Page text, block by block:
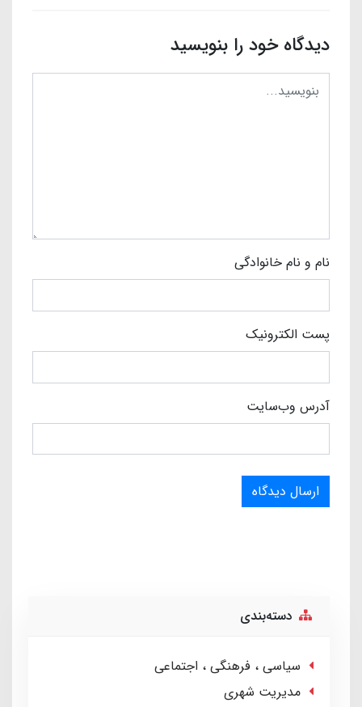
دیدگاه خود را بنویسید
نام و نام خانوادگی
پست الکترونیک
آدرس وب‌سایت
ارسال دیدگاه
دسته‌بندی
سیاسی ، فرهنگی ، اجتماعی
مدیریت شهری